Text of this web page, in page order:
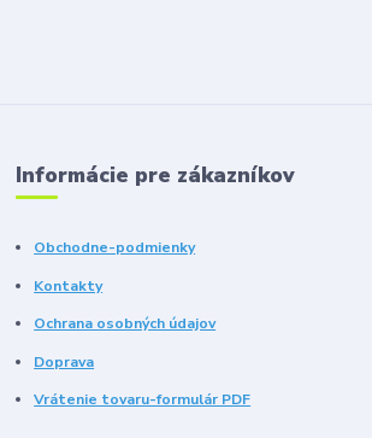
Informácie pre zákazníkov
Obchodne-podmienky
Kontakty
Ochrana osobných údajov
Doprava
Vrátenie tovaru-formulár PDF